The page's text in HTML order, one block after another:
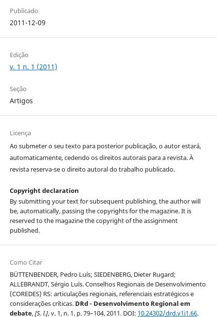
Publicado
2011-12-09
Edição
v. 1 n. 1 (2011)
Seção
Artigos
Licença
Ao submeter o seu texto para posterior publicação, o autor estará,
automaticamente, cedendo os direitos autorais para a revista. À
revista reserva-se o direito autoral do trabalho publicado.
Copyright declaration
By submitting your text for subsequent publishing, the author will
be, automatically, passing the copyrights for the magazine. It is
reserved to the magazine the copyright of the assignment
published.
Como Citar
BÜTTENBENDER, Pedro Luís; SIEDENBERG, Dieter Rugard;
ALLEBRANDT, Sérgio Luís. Conselhos Regionais de Desenvolvimento
(COREDES) RS: articulações regionais, referenciais estratégicos e
considerações críticas. DRd - Desenvolvimento Regional em
debate,[S. l.], v. 1, n. 1, p. 79–104, 2011. DOI: 10.24302/drd.v1i1.66.